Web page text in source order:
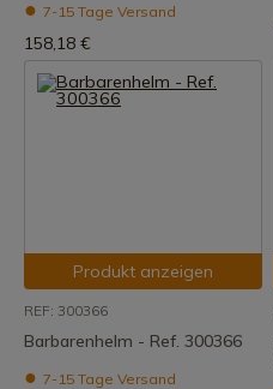
7-15 Tage Versand
158,18 €
Produkt anzeigen
REF: 300366
Barbarenhelm - Ref. 300366
7-15 Tage Versand